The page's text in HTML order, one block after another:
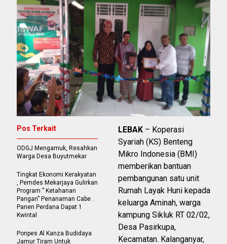
LEBAK – Koperasi
Syariah (KS) Benteng
Mikro Indonesia (BMI)
memberikan bantuan
pembangunan satu unit
Rumah Layak Huni kepada
keluarga Aminah, warga
kampung Sikluk RT 02/02,
Desa Pasirkupa,
Kecamatan. Kalanganyar,
Pos Terkait
ODGJ Mengamuk, Resahkan
Warga Desa Buyutmekar
Tingkat Ekonomi Kerakyatan
, Pemdes Mekarjaya Gulirkan
Program ” Ketahanan
Pangan” Penanaman Cabe .
Panen Perdana Dapat 1
Kwintal
Ponpes Al Kanza Budidaya
Jamur Tiram Untuk